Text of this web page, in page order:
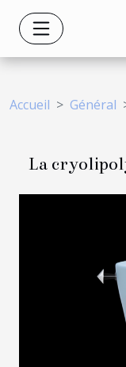
Accueil Général
La